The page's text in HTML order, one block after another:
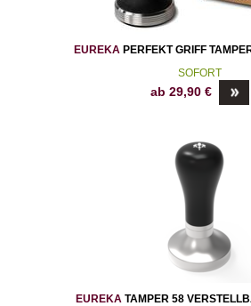
EUREKAPERFEKT GRIFF
SOFORT
ab 29,90€
EUREKA TAMPER 58